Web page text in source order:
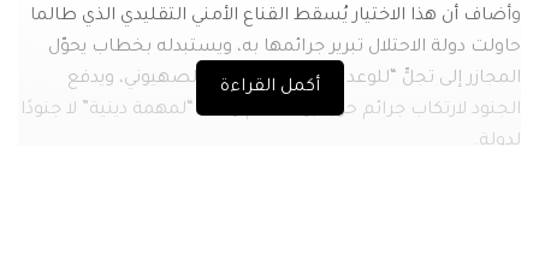
وأضاف أن هذا الاختيار يُسقط القناع الأمني التقليدي الذي طالما
حاولت دولة الاحتلال تبرير جرائمها به، ويستبدله بخطاب يحوّل
المجازر إلى تجلٍّ “للوعد الإلهي” بالمفهوم الصهيوني، ويدفع
الجنود لارتكاب جرائم حرب بوصفهم وكلاء “لمهمة دينية” لا جنودًا
لدولة.
أكمل القراءة